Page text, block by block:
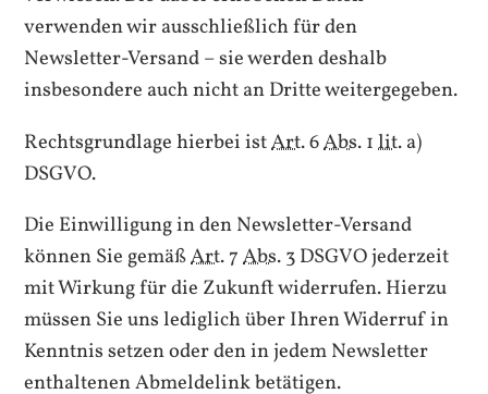
verwenden wir ausschließlich für den
Newsletter-Versand – sie werden deshalb
insbesondere auch nicht an Dritte weitergegeben.
Rechtsgrundlage hierbei istArt.6Abs.1lit.a)
DSGVO.
Die Einwilligung in den Newsletter-Versand
können Sie gemäßArt.7Abs.3 DSGVO jederzeit
mit Wirkung für die Zukunft widerrufen. Hierzu
müssen Sie uns lediglich über Ihren Widerruf in
Kenntnis setzen oder den in jedem Newsletter
enthaltenen Abmeldelink betätigen.